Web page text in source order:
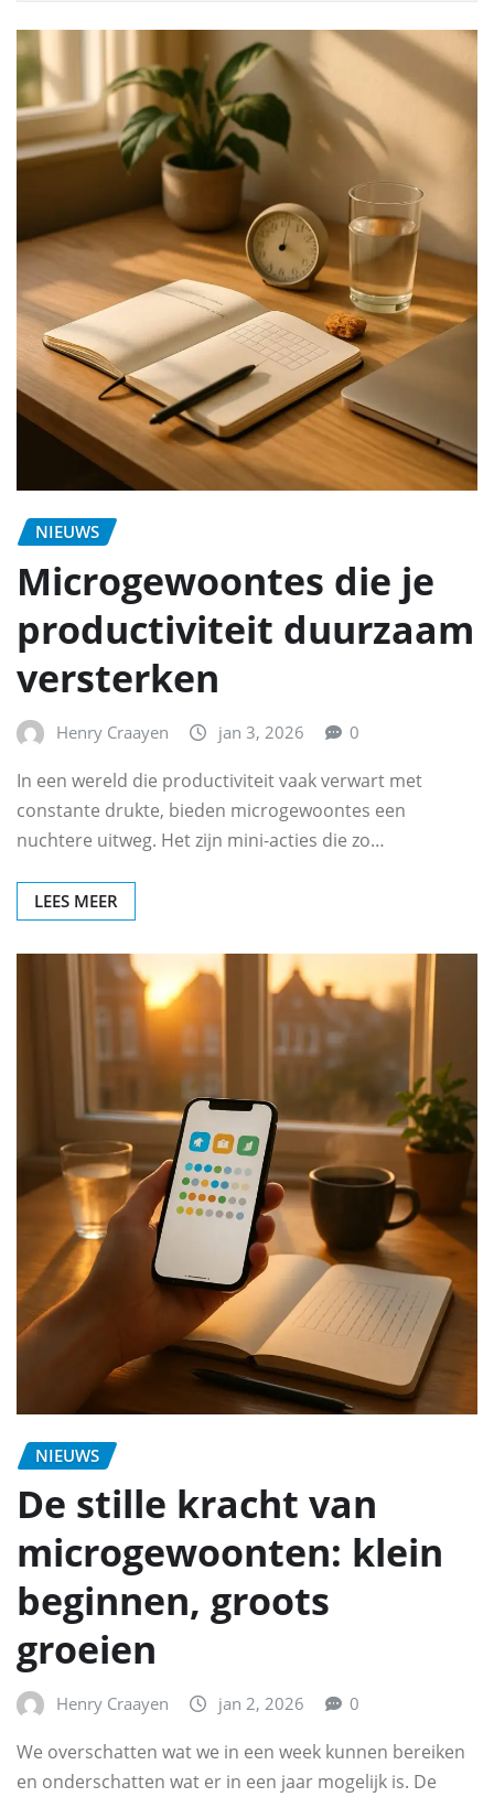
NIEUWS
Microgewoontes die je
productiviteit duurzaam
versterken
Henry Craayen jan 3, 2026 0
In een wereld die productiviteit vaak verwart met
constante drukte, bieden microgewoontes een
nuchtere uitweg. Het zijn mini-acties die zo…
LEES MEER
NIEUWS
De stille kracht van
microgewoonten: klein
beginnen, groots
groeien
Henry Craayen jan 2, 2026 0
We overschatten wat we in een week kunnen bereiken
en onderschatten wat er in een jaar mogelijk is. De